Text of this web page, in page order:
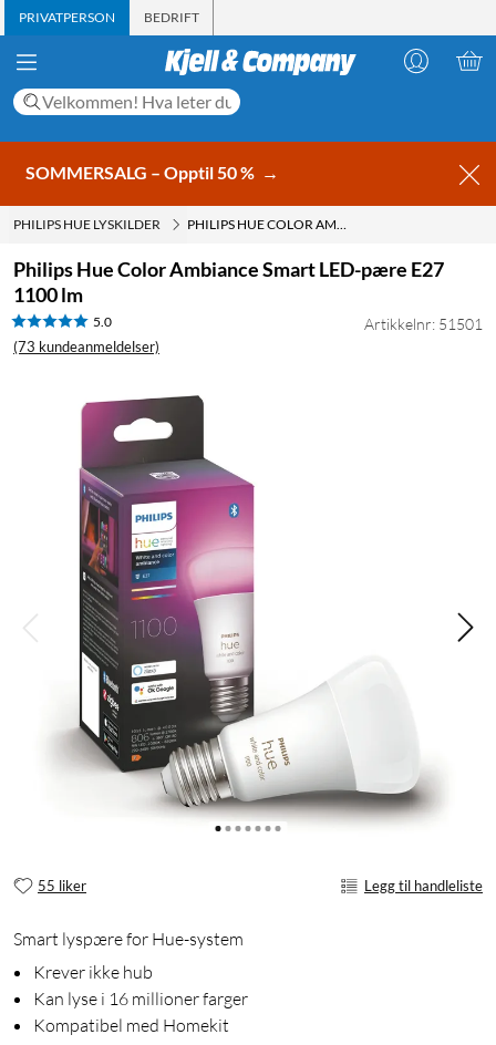
PRIVATPERSON BEDRIFT
SOMMERSALG – Opptil 50 % →
PHILIPS HUE LYSKILDER PHILIPS HUE COLOR AMBIANCE SMART LED-PÆRE E27 1100 LM
Philips Hue Color Ambiance Smart LED-pære E27
1100 lm
5.0
(73 kundeanmeldelser)
Artikkelnr: 51501
55 liker Legg til handleliste
Smart lyspære for Hue-system
Krever ikke hub
Kan lyse i 16 millioner farger
Kompatibel med Homekit